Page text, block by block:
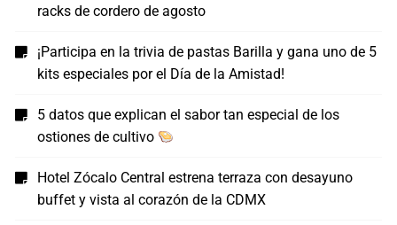
racks de cordero de agosto
¡Participa en la trivia de pastas Barilla y gana uno de 5
kits especiales por el Día de la Amistad!
5 datos que explican el sabor tan especial de los
ostiones de cultivo
Hotel Zócalo Central estrena terraza con desayuno
buffet y vista al corazón de la CDMX